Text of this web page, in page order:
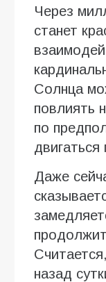
Через
станет
Солнца
повлиять
по
Даже
назад